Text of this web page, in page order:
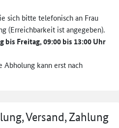
sich bitte telefonisch an Frau
(Erreichbarkeit ist angegeben).
Freitag, 09:00 bis 13:00 Uhr
Abholung kann erst nach
Versand, Zahlung